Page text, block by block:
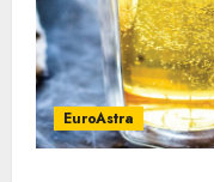
EuroAstra